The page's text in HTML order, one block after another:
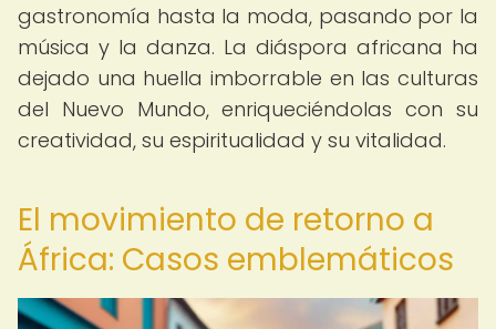
gastronomía hasta la moda, pasando por la
música y la danza. La diáspora africana ha
dejado una huella imborrable en las culturas
del Nuevo Mundo, enriqueciéndolas con su
creatividad, su espiritualidad y su vitalidad.
El movimiento de retorno a
África: Casos emblemáticos